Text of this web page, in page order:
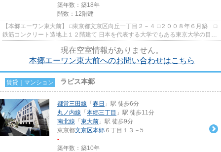
築年数：築18年
階数：12階建
【本郷エーワン東大前】 □東京都文京区向丘一丁目２－４ □２００８年６月築 □
鉄筋コンクリート造地上１２階建て 日本を代表する大学でもある東京大学の目の
現在空室情報がありません。
本郷エーワン東大前へのお問い合わせはこちら
賃貸｜マンション ラピス本郷
都営三田線 「 春日 」駅 徒歩6分
丸ノ内線 「 本郷三丁目 」駅 徒歩11分
南北線 「 東大前 」駅 徒歩9分
東京都文京区本郷 ６丁目１３－5
-
築年数：築10年